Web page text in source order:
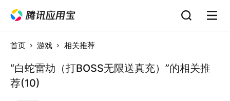
首页 游戏 相关推荐
“白蛇雷劫（打BOSS无限送真充）”的相关推
荐(10)